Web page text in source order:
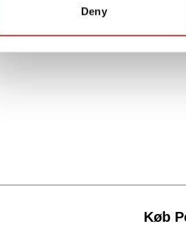
Deny
Køb